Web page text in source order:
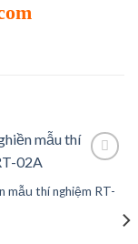
mẫu thí nghiệm RT-